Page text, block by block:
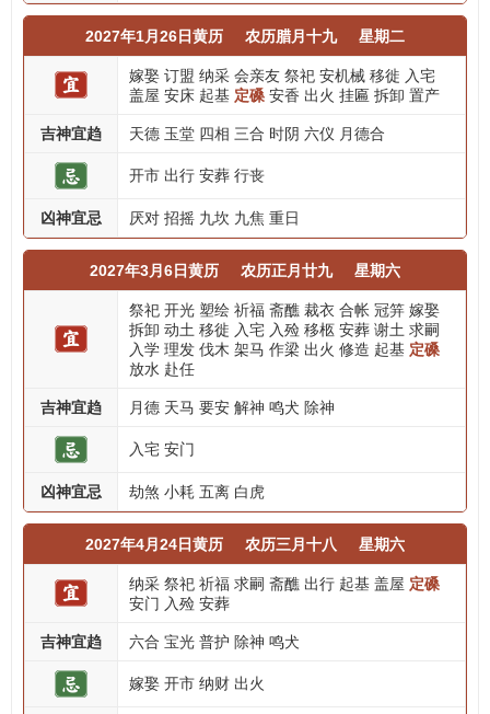
2027年1月26日黄历 农历腊月十九 星期二
嫁娶 订盟 纳采 会亲友 祭祀 安机械 移徙 入宅
盖屋 安床 起基 定磉 安香 出火 挂匾 拆卸 置产
吉神宜趋 天德 玉堂 四相 三合 时阴 六仪 月德合
开市 出行 安葬 行丧
凶神宜忌 厌对 招摇 九坎 九焦 重日
2027年3月6日黄历 农历正月廿九 星期六
祭祀 开光 塑绘 祈福 斋醮 裁衣 合帐 冠笄 嫁娶
拆卸 动土 移徙 入宅 入殓 移柩 安葬 谢土 求嗣
入学 理发 伐木 架马 作梁 出火 修造 起基 定磉
放水 赴任
吉神宜趋 月德 天马 要安 解神 鸣犬 除神
入宅 安门
凶神宜忌 劫煞 小耗 五离 白虎
2027年4月24日黄历 农历三月十八 星期六
纳采 祭祀 祈福 求嗣 斋醮 出行 起基 盖屋 定磉
安门 入殓 安葬
吉神宜趋 六合 宝光 普护 除神 鸣犬
嫁娶 开市 纳财 出火